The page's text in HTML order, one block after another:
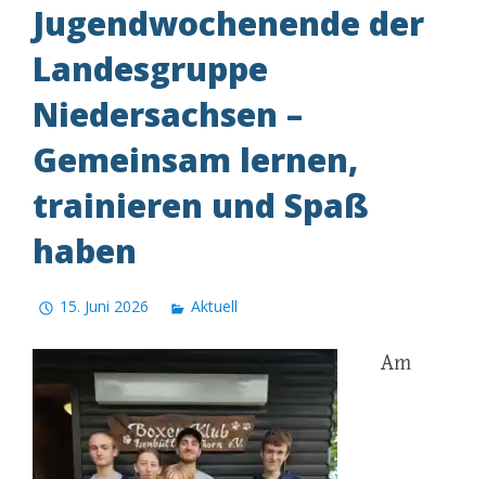
Jugendwochenende der
Landesgruppe
Niedersachsen –
Gemeinsam lernen,
trainieren und Spaß
haben
15. Juni 2026 Aktuell
Am